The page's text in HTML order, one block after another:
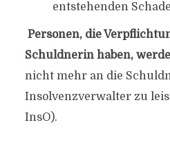
entstehenden
Personen, die
Schuldnerin haben,
nicht mehr an die
Insolvenzverwalter zu
InsO).